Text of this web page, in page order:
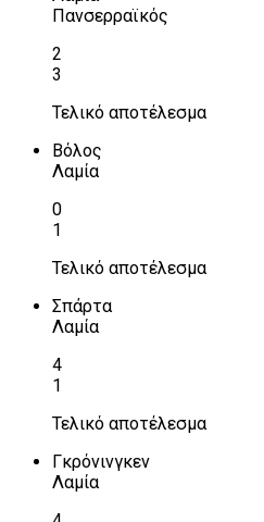
Πανσερραϊκός
2
3
Τελικό αποτέλεσμα
Βόλος
Λαμία
0
1
Τελικό αποτέλεσμα
Σπάρτα
Λαμία
4
1
Τελικό αποτέλεσμα
Γκρόνινγκεν
Λαμία